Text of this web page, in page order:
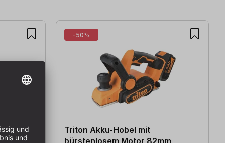
T20
-50%
Triton Akku-Hobel mit
bürstenlosem Motor 82mm